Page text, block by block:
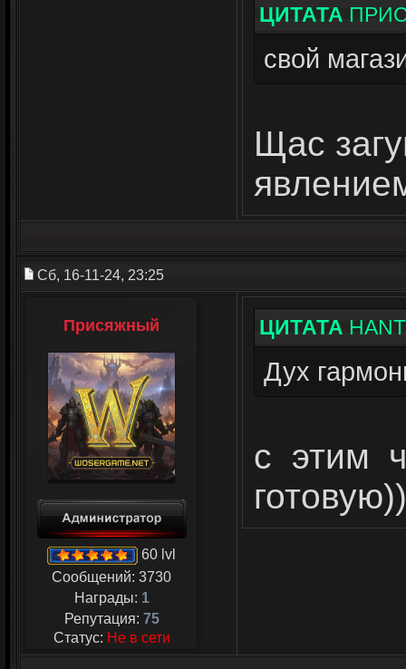
ЦИТАТА
свой
Щас
Сб, 16-11-24, 23:25
Присяжный
60 lvl
Сообщений: 3730
Награды: 1
Репутация: 75
Статус: Не в сети
ЦИТАТА
Дух
с этим
готовую))